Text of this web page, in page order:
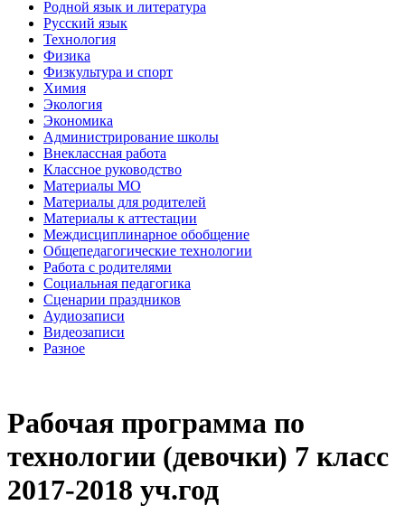
Родной язык и литература
Русский язык
Технология
Физика
Физкультура и спорт
Химия
Экология
Экономика
Администрирование школы
Внеклассная работа
Классное руководство
Материалы МО
Материалы для родителей
Материалы к аттестации
Междисциплинарное обобщение
Общепедагогические технологии
Работа с родителями
Социальная педагогика
Сценарии праздников
Аудиозаписи
Видеозаписи
Разное
Рабочая программа по
технологии (девочки) 7 класс
2017-2018 уч.год